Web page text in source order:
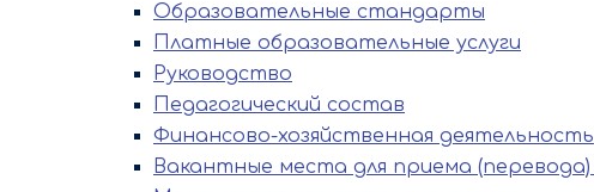
Образовательные стандарты
Платные образовательные услуги
Руководство
Педагогический состав
Финансово-хозяйственная деятельность
Вакантные места для приема